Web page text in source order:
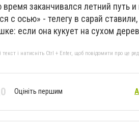
заканчивался летний путь
с осью» - телегу в сарай
если она кукует на сухом
і натисніть Ctrl + Enter, щоб повідомити про це
Оцініть першим